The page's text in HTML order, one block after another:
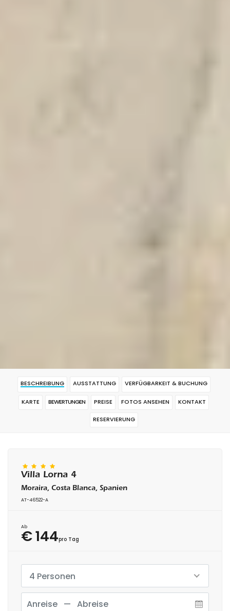
BESCHREIBUNG AUSSTATTUNG VERFÜGBARKEIT & BUCHUNG
KARTE BEWERTUNGEN PREISE FOTOS ANSEHEN KONTAKT
RESERVIERUNG
Villa Lorna 4
Moraira, Costa Blanca, Spanien
AT-46522-A
Ab
€ 144pro Tag
4 Personen